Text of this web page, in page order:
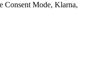
Consent Mode, Klarna,